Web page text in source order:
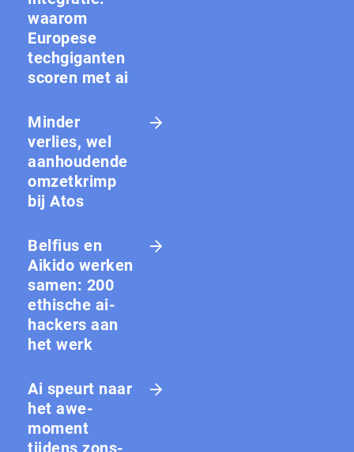
waarom
Europese
techgiganten
scoren met ai
Minder
verlies, wel
aanhoudende
omzetkrimp
bij Atos
Belfius en
Aikido werken
samen: 200
ethische ai-
hackers aan
het werk
Ai speurt naar
het awe-
moment
tijdens zons­